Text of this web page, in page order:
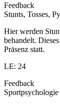
Feedback
Stunts, Tosses,
Hier werden
behandelt.
Präsenz statt.
LE: 24
Feedback